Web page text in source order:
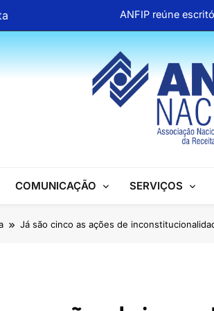
ANFIP reúne
Honras a
ANFIP reúne
COMUNICAÇÃO SERVIÇOS
Já são cinco as ações de